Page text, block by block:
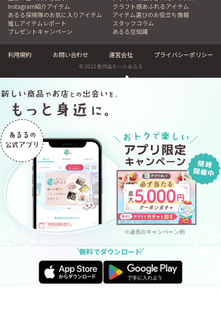
Instagram紹介アイテム
クラフト感あふれるアイテム
あるる探検隊のお気に入りアイテム
アイテム選びのお役立ち情報
推しアイテムレポート
スタッフコラム
プレゼントキャンペーン
あるる豆知識
利用規約 お問い合わせ 運営会社 プライバシーポリシー
© 2022 創作品モール あるる
無料でダウンロード